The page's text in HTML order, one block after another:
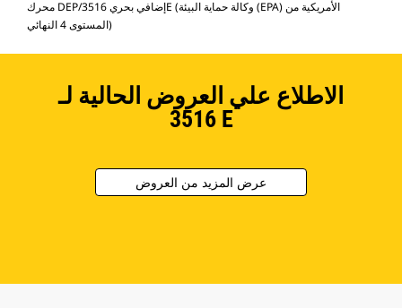
محرك DEP/إضافي بحري 3516E (وكالة حماية البيئة (EPA) الأمريكية من
المستوى 4 النهائي)
الاطلاع علي العروض الحالية لـ
3516E
عرض المزيد من العروض